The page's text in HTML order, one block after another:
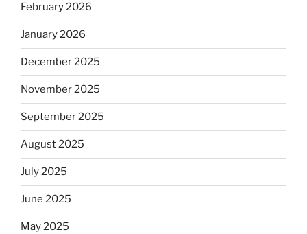
February 2026
January 2026
December 2025
November 2025
September 2025
August 2025
July 2025
June 2025
May 2025